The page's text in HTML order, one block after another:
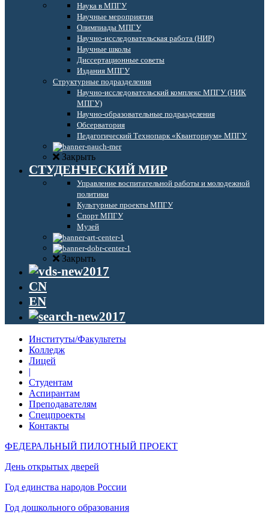
Наука в МПГУ
Научные мероприятия
Олимпиады МПГУ
Научно-исследовательская работа (НИР)
Научные школы
Диссертационные советы
Издания МПГУ
Структурные подразделения
Научно-исследовательский комплекс МПГУ (НИК
МПГУ)
Научно-образовательные подразделения
Обсерватория
Педагогический Технопарк «Кванториум» МПГУ
Закрыть
СТУДЕНЧЕСКИЙ МИР
Управление воспитательной работы и молодежной
политики
Культурные проекты МПГУ
Спорт МПГУ
Музей
Закрыть
CN
EN
Институты/Факультеты
Колледж
Лицей
|
Студентам
Аспирантам
Преподавателям
Спецпроекты
Контакты
ФЕДЕРАЛЬНЫЙ ПИЛОТНЫЙ ПРОЕКТ
День открытых дверей
Год единства народов России
Год дошкольного образования